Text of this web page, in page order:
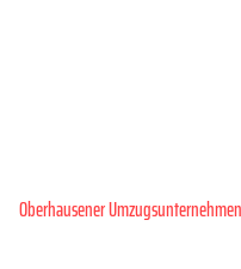
Oberhausener Umzugsunternehmen